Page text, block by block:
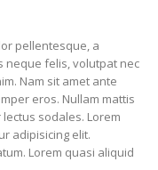
pellentesque, a
neque felis, volutpat nec
Nam sit amet ante
eros. Nullam mattis
sodales. Lorem
adipisicing elit.
Lorem quasi aliquid